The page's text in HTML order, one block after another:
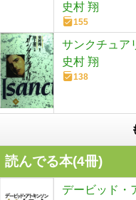
史村 翔
155
サンクチュア
史村 翔
138
読んでる本(4冊)
デービッド・